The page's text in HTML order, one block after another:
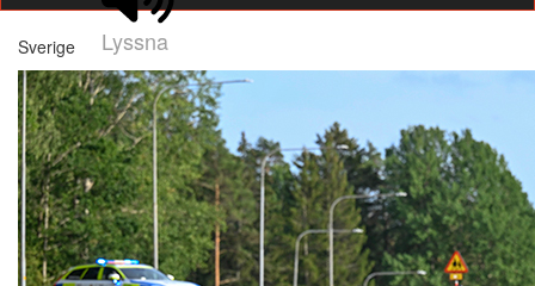
Lyssna
Sverige